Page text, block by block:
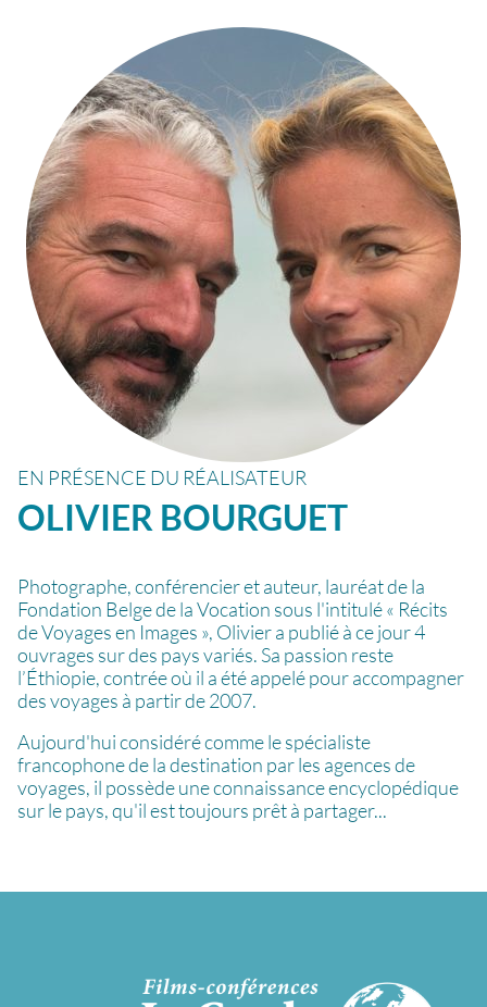
EN PRÉSENCE DU RÉALISATEUR
OLIVIER BOURGUET
Photographe, conférencier et auteur, lauréat de la
Fondation Belge de la Vocation sous l'intitulé « Récits
de Voyages en Images », Olivier a publié à ce jour 4
ouvrages sur des pays variés. Sa passion reste
l’Éthiopie, contrée où il a été appelé pour accompagner
des voyages à partir de 2007.
Aujourd'hui considéré comme le spécialiste
francophone de la destination par les agences de
voyages, il possède une connaissance encyclopédique
sur le pays, qu'il est toujours prêt à partager...